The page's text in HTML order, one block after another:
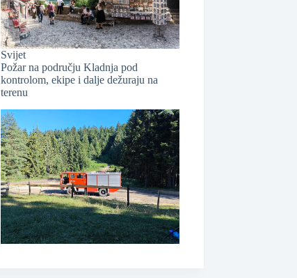
Svijet
Požar na području Kladnja pod
kontrolom, ekipe i dalje dežuraju na
terenu
❆